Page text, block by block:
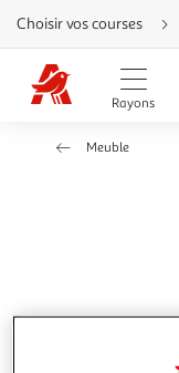
Aller
directement
au
contenu
Aller
directement
Aller
Choisir vos courses
Rayons
Meuble